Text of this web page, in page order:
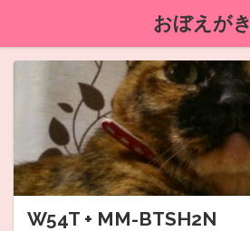
おぼえがき
W54T + MM-BTSH2N